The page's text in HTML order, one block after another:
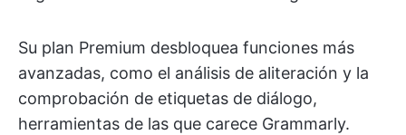
Su plan Premium desbloquea funciones más
avanzadas, como el análisis de aliteración y la
comprobación de etiquetas de diálogo,
herramientas de las que carece Grammarly.